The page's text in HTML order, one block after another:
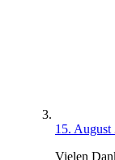
15.
Vielen